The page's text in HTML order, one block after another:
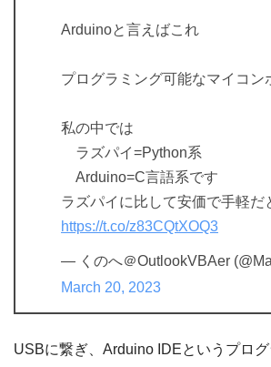
Arduinoと言えばこれ
プログラミング可能なマイコン
私の中では
ラズパイ=Python系
Arduino=C言語系です
ラズパイに比して安価で手軽だ
https://t.co/z83CQtXOQ3
— くのへ＠OutlookVBAer
March 20, 2023
USBに繋ぎ、Arduino IDEというプロ